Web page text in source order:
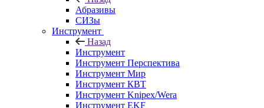
Абразивы
СИЗы
Инструмент
Назад
Инструмент
Инструмент Перспектива
Инструмент Мир
Инструмент КВТ
Инструмент Knipex/Wera
Инструмент EKF